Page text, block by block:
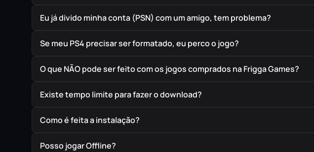
Eu já divido minha conta (PSN) com um amigo, tem problema?
Se meu PS4 precisar ser formatado, eu perco o jogo?
O que NÃO pode ser feito com os jogos comprados na Frigga Games?
Existe tempo limite para fazer o download?
Como é feita a instalação?
Posso jogar Offline?